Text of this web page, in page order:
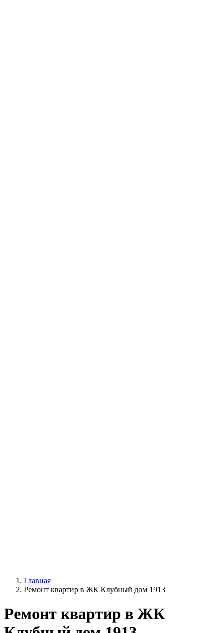
Главная
Ремонт квартир в ЖК Клубный дом 1913
Ремонт квартир в ЖК